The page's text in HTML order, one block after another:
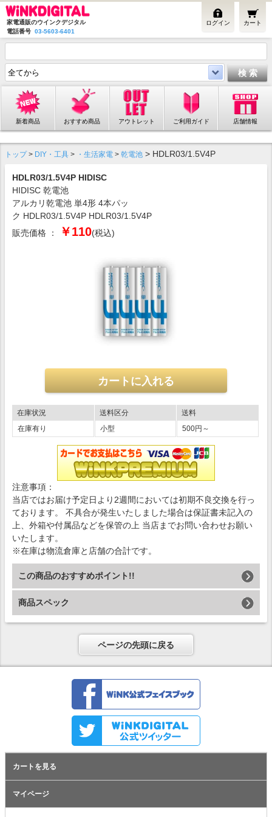
家電通販のウインクデジタル
電話番号 03-5603-6401
カート
ログイン
新着商品 おすすめ商品 アウトレット ご利用ガイド 店舗情報
トップ> DIY・工具 > ・生活家電 > 乾電池 > HDLR03/1.5V4P
HDLR03/1.5V4P HIDISC
HIDISC 乾電池
アルカリ乾電池 単4形 4本パッ
ク HDLR03/1.5V4P HDLR03/1.5V4P
販売価格 ：
￥110(税込)
在庫状況
在庫有り
送料区分
小型
送料
500円～
注意事項：
当店ではお届け予定日より2週間においては初期不良交換を行っ
ております。 不具合が発生いたしました場合は保証書未記入の
上、外箱や付属品などを保管の上 当店までお問い合わせお願い
いたします。
※在庫は物流倉庫と店舗の合計です。
この商品のおすすめポイント!!
商品スペック
ページの先頭に戻る
カートを見る
マイページ